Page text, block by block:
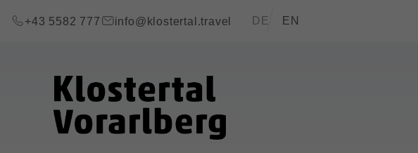
+43 5582 777
info@klostertal.travel DE EN